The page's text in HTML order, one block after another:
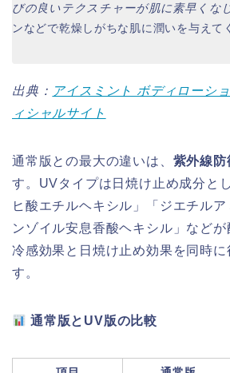
びの良いテクスチャーが肌に素早くな
ンなどで乾燥しがちな肌に潤いを与えて
出典： アイスミント ボディローシ
ィシャルサイト
通常版との最大の違いは、 紫外線防
す。UVタイプは日焼け止め成分と
ヒ酸エチルヘキシル」「ジエチル
ンゾイル安息香酸ヘキシル」などが
冷感効果と日焼け止め効果を同時に
す。
通常版とUV版の比較